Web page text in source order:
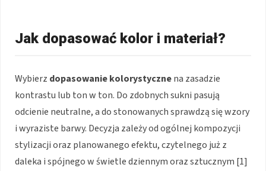
Jak dopasować kolor i materiał?
Wybierz dopasowanie kolorystycznena zasadzie
kontrastu lub ton w ton. Do zdobnych sukni pasują
odcienie neutralne, a do stonowanych sprawdzą się wzory
i wyraziste barwy. Decyzja zależy od ogólnej kompozycji
stylizacji oraz planowanego efektu, czytelnego już z
daleka i spójnego w świetle dziennym oraz sztucznym [1]